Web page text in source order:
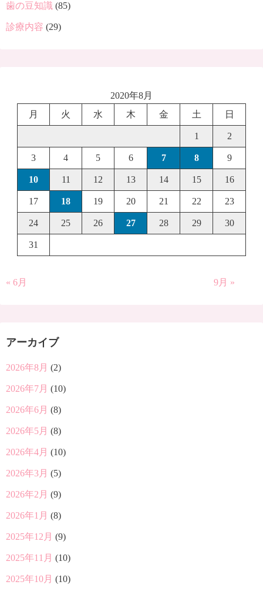
歯の豆知識 (85)
診療内容 (29)
2020年8月
月
火 水 木 金 土 日
1 2
3 4 5 6 7 8 9
10 11 12 13 14 15 16
17 18 19 20 21 22 23
24 25 26 27 28 29 30
31
« 6月 9月 »
アーカイブ
2026年8月 (2)
2026年7月 (10)
2026年6月 (8)
2026年5月 (8)
2026年4月 (10)
2026年3月 (5)
2026年2月 (9)
2026年1月 (8)
2025年12月 (9)
2025年11月 (10)
2025年10月 (10)